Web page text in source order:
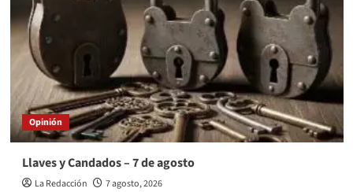
Opinión
Llaves y Candados – 7 de agosto
La Redacción 7 agosto, 2026